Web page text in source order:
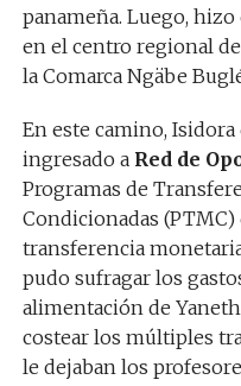
panameña. Luego,
en el centro regional
la Comarca Ngäbe
En este camino,
ingresado a Red de
Programas de
Condicionadas (PTMC)
transferencia
pudo sufragar los
alimentación de
costear los múltiples
le dejaban los